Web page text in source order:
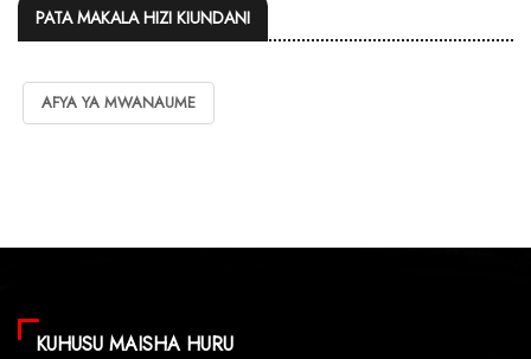
PATA MAKALA HIZI KIUNDANI
AFYA YA MWANAUME
KUHUSU MAISHA HURU